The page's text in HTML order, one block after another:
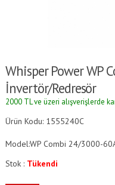
Whisper Power WP
İnvertör/Redresör
2000 TL ve üzeri alışverişlerde
Ürün Kodu: 1555240C
Model:WP Combi 24/3000-
Stok : Tükendi